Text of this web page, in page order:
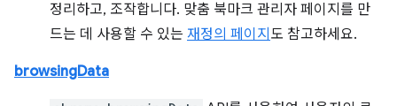
정리하고, 조작합니다. 맞춤 북마크 관리자 페이지를 만
드는 데 사용할 수 있는 재정의 페이지 도 참고하세요.
browsingData